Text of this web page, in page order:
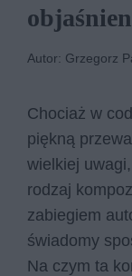
Autor: Grzegorz
Chociaż w
piękną
wielkiej
rodzaj
zabiegiem
świadomy
Na czym ta